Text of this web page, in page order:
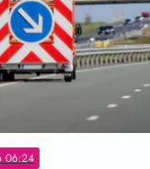
06:24